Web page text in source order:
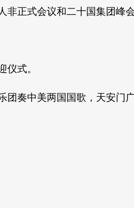
正式会议和二十国集团峰会
仪式。
奏中美两国国歌，天安门